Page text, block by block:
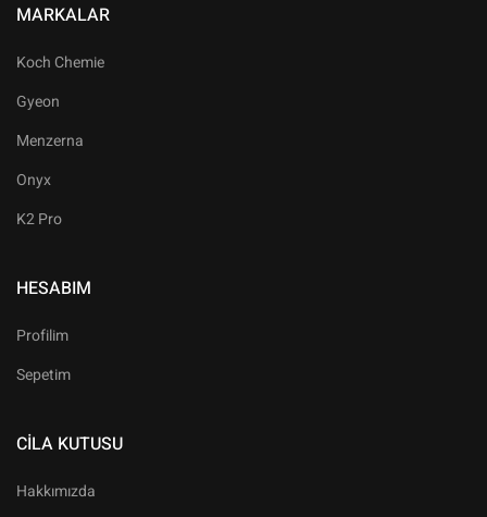
MARKALAR
Koch Chemie
Gyeon
Menzerna
Onyx
K2 Pro
HESABIM
Profilim
Sepetim
CILA KUTUSU
Hakkımızda